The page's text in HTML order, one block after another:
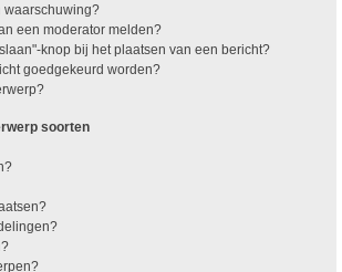
waarschuwing?
een moderator melden?
knop bij het plaatsen van een bericht?
goedgekeurd worden?
soorten